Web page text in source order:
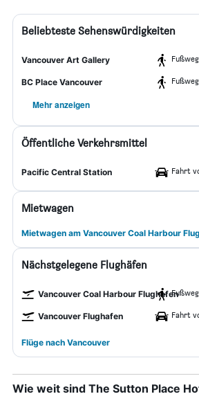
Beliebteste Sehenswürdigkeiten
Vancouver Art Gallery
BC Place Vancouver
Mehr anzeigen
Öffentliche Verkehrsmittel
Pacific Central Station Fahrt
Mietwagen
Mietwagen am Vancouver Coal Harbour
Nächstgelegene Flughäfen
Vancouver Coal Harbour Flughafen
Vancouver Flughafen Fahrt
Flüge nach Vancouver
Wie weit sind The Sutton Place